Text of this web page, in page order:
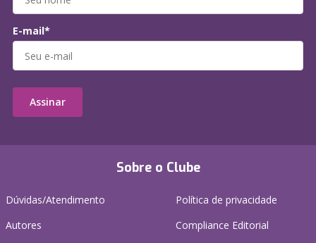
Sobre o Clube
Dúvidas/Atendimento
Autores
Política de privacidade
Compliance Editorial
E-mail*
Assinar